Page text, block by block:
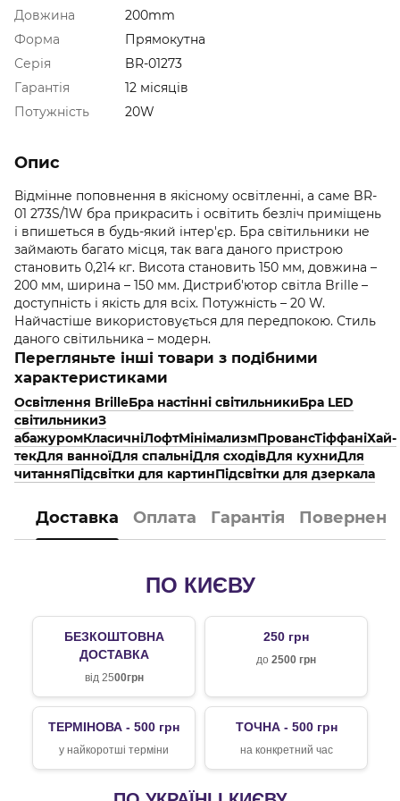
Довжина
200mm
Форма
Прямокутна
Серія
BR-01273
Гарантія
12 місяців
Потужність
20W
Опис
Відмінне поповнення в якісному освітленні, а саме BR-
01 273S/1W бра прикрасить і освітить безліч приміщень
і впишеться в будь-який інтер'єр. Бра світильники не
займають багато місця, так вага даного пристрою
становить 0,214 кг. Висота становить 150 мм, довжина –
200 мм, ширина – 150 мм. Дистриб'ютор світла Brille –
доступність і якість для всіх. Потужність – 20 W.
Найчастіше використовується для передпокою. Стиль
даного світильника – модерн.
Перегляньте інші товари з подібними
характеристиками
Освітлення BrilleБра настінні світильникиБра LED
світильникиЗ
абажуромКласичніЛофтМінімализмПровансТіффаніХай-
текДля ванноїДля спальніДля сходівДля кухниДля
читанняПідсвітки для картинПідсвітки для дзеркала
Доставка Оплата Гарантія
ПО КИЄВУ
БЕЗКОШТОВНА
ДОСТАВКА
від 2500грн
250 грн
до 2500 грн
ТЕРМІНОВА - 500 грн
у найкоротші терміни
ТОЧНА - 500 грн
на конкретний час